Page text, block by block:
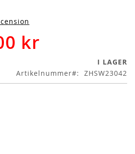
kr
I LAGER
Artikelnummer
ZHSW23042